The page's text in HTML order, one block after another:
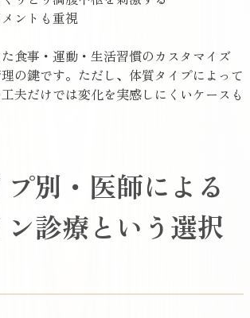
ントも重視
食事・運動・生活習慣のカスタマイズ
の鍵です。ただし、体質タイプによって
夫だけでは変化を実感しにくいケースも
別・医師による
診療という選択